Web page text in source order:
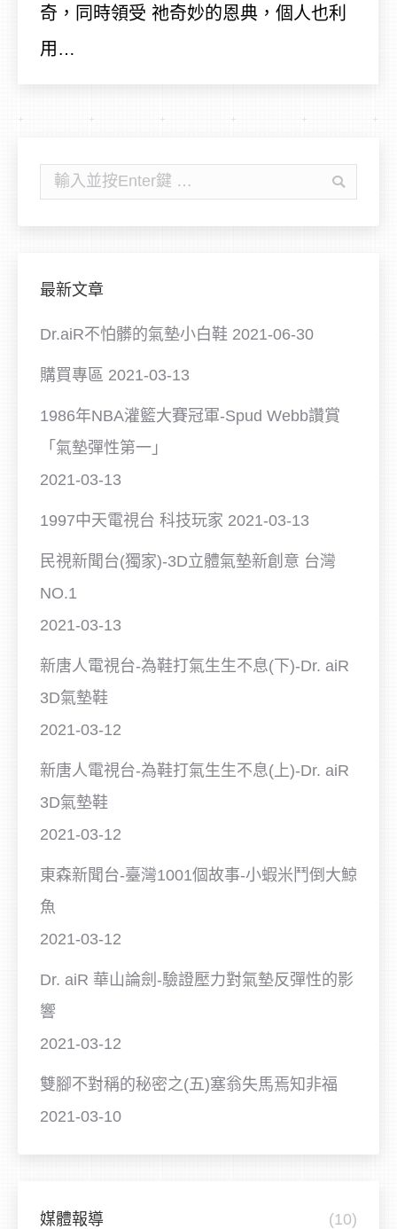
奇，同時領受 祂奇妙的恩典，個人也利
用…
最新文章
Dr.aiR不怕髒的氣墊小白鞋 2021-06-30
購買專區 2021-03-13
1986年NBA灌籃大賽冠軍-Spud Webb讚賞
「氣墊彈性第一」
2021-03-13
1997中天電視台 科技玩家 2021-03-13
民視新聞台(獨家)-3D立體氣墊新創意 台灣
NO.1
2021-03-13
新唐人電視台-為鞋打氣生生不息(下)-Dr. aiR
3D氣墊鞋
2021-03-12
新唐人電視台-為鞋打氣生生不息(上)-Dr. aiR
3D氣墊鞋
2021-03-12
東森新聞台-臺灣1001個故事-小蝦米鬥倒大鯨
魚
2021-03-12
Dr. aiR 華山論劍-驗證壓力對氣墊反彈性的影
響
2021-03-12
雙腳不對稱的秘密之(五)塞翁失馬焉知非福
2021-03-10
媒體報導 (10)